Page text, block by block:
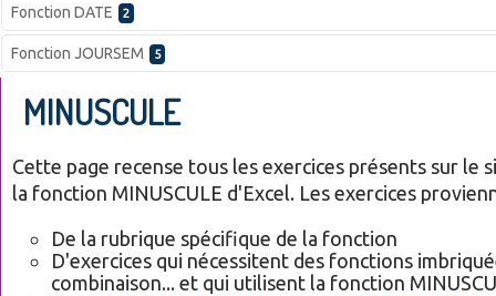
Fonction DATE 2
Fonction JOURSEM 5
MINUSCULE
Cette page recense tous les exercices présents sur le
la fonction MINUSCULE d'Excel. Les exercices
De la rubrique spécifique de la fonction
D'exercices qui nécessitent des fonctions
combinaison... et qui utilisent la fonction